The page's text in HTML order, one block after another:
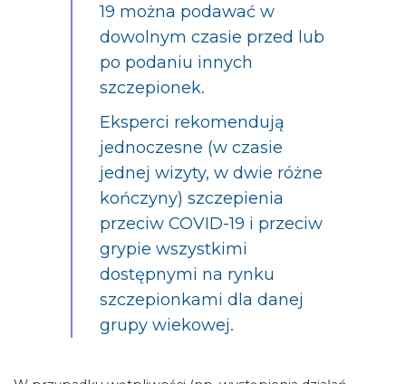
19 można podawać w
dowolnym czasie przed lub
po podaniu innych
szczepionek.
Eksperci rekomendują
jednoczesne (w czasie
jednej wizyty, w dwie różne
kończyny) szczepienia
przeciw COVID-19 i przeciw
grypie wszystkimi
dostępnymi na rynku
szczepionkami dla danej
grupy wiekowej.